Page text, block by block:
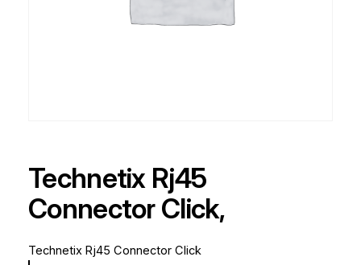
Technetix Rj45
Connector Click,
Technetix Rj45 Connector Click